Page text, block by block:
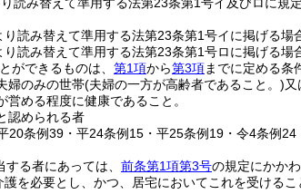
り読み替えて準用する法第23条第1号イに掲げる
り読み替えて準用する法第23条第1号ロに掲げる
ができるものは、 第1項から第3項までに定める条
婦のみの世帯(夫婦の一方が高齢者であること。)
める程度に健康であること。
認められる者
20条例39・平24条例15・平25条例19・令4条例24
る者にあっては、 前条第1項第3号の規定にかか
護を必要とし、かつ、居宅においてこれを受ける